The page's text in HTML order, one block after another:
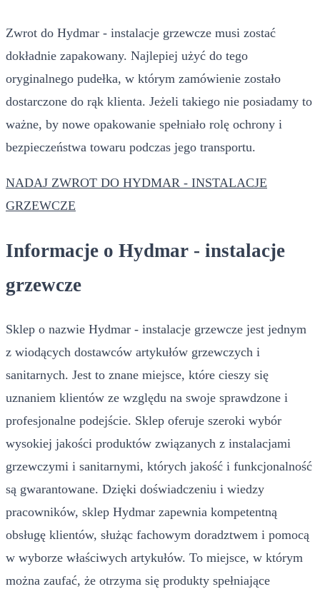
Zwrot do Hydmar - instalacje grzewcze musi zostać
dokładnie zapakowany. Najlepiej użyć do tego
oryginalnego pudełka, w którym zamówienie zostało
dostarczone do rąk klienta. Jeżeli takiego nie posiadamy to
ważne, by nowe opakowanie spełniało rolę ochrony i
bezpieczeństwa towaru podczas jego transportu.
NADAJ ZWROT DO HYDMAR - INSTALACJE
GRZEWCZE
Informacje o Hydmar - instalacje
grzewcze
Sklep o nazwie Hydmar - instalacje grzewcze jest jednym
z wiodących dostawców artykułów grzewczych i
sanitarnych. Jest to znane miejsce, które cieszy się
uznaniem klientów ze względu na swoje sprawdzone i
profesjonalne podejście. Sklep oferuje szeroki wybór
wysokiej jakości produktów związanych z instalacjami
grzewczymi i sanitarnymi, których jakość i funkcjonalność
są gwarantowane. Dzięki doświadczeniu i wiedzy
pracowników, sklep Hydmar zapewnia kompetentną
obsługę klientów, służąc fachowym doradztwem i pomocą
w wyborze właściwych artykułów. To miejsce, w którym
można zaufać, że otrzyma się produkty spełniające